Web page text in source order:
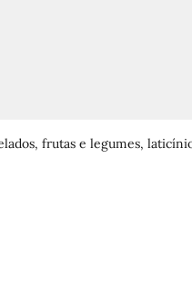
frutas e legumes,